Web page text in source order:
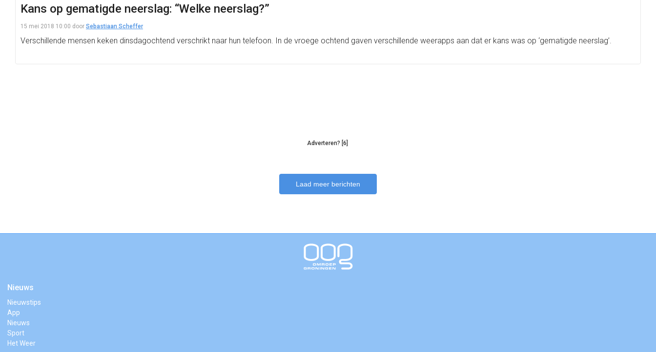
Kans op gematigde neerslag: “Welke neerslag?”
15 mei 2018 10:00 door Sebastiaan Scheffer
Verschillende mensen keken dinsdagochtend verschrikt naar hun telefoon. In de vroege ochtend gaven verschillende weerapps aan dat er kans was op ‘gematigde neerslag’.
Adverteren? [6]
Laad meer berichten
Nieuws
Nieuwstips
App
Nieuws
Sport
Het Weer